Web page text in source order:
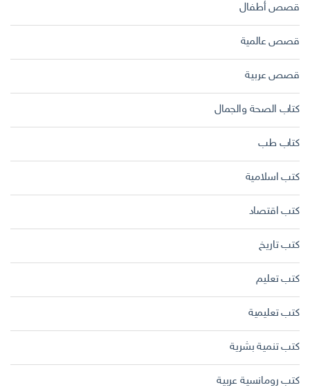
قصص أطفال
قصص عالمية
قصص عربية
كتاب الصحة والجمال
كتاب طب
كتب اسلامية
كتب اقتصاد
كتب تاريخ
كتب تعليم
كتب تعليمية
كتب تنمية بشرية
كتب رومانسية عربية